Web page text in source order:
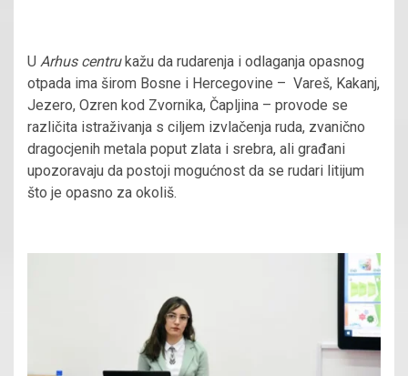
U Arhus centrukažu da rudarenja i odlaganja opasnog
otpada ima širom Bosne i Hercegovine – Vareš, Kakanj,
Jezero, Ozren kod Zvornika, Čapljina – provode se
različita istraživanja s ciljem izvlačenja ruda, zvanično
dragocjenih metala poput zlata i srebra, ali građani
upozoravaju da postoji mogućnost da se rudari litijum
što je opasno za okoliš.